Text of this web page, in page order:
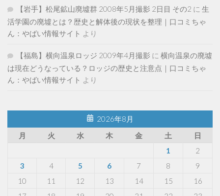
【岩手】松尾鉱山廃墟群 2008年5月撮影 2日目 その2 に 生
活学園の廃墟とは？歴史と解体後の現状を整理｜口コミちゃ
ん：やばい情報サイト より
【福島】横向温泉ロッジ 2009年4月撮影 に 横向温泉の廃墟
は現在どうなっている？ロッジの歴史と注意点｜口コミちゃ
ん：やばい情報サイト より
2026年8月
月
火 水 木 金 土
日
1
2
3
4 5 6 7 8
9
10
11 12 13 14 15
16